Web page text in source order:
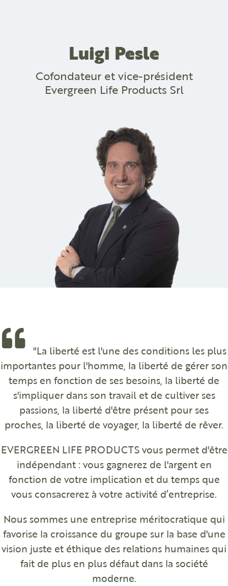
Luigi Pesle
Cofondateur et vice-président
Evergreen Life Products Srl
"La liberté est l'une des conditions les plus
importantes pour l'homme, la liberté de gérer son
temps en fonction de ses besoins, la liberté de
s'impliquer dans son travail et de cultiver ses
passions, la liberté d'être présent pour ses
proches, la liberté de voyager, la liberté de rêver.
EVERGREEN LIFE PRODUCTS vous permet d'être
indépendant : vous gagnerez de l'argent en
fonction de votre implication et du temps que
vous consacrerez à votre activité d’entreprise.
Nous sommes une entreprise méritocratique qui
favorise la croissance du groupe sur la base d'une
vision juste et éthique des relations humaines qui
fait de plus en plus défaut dans la société
moderne.